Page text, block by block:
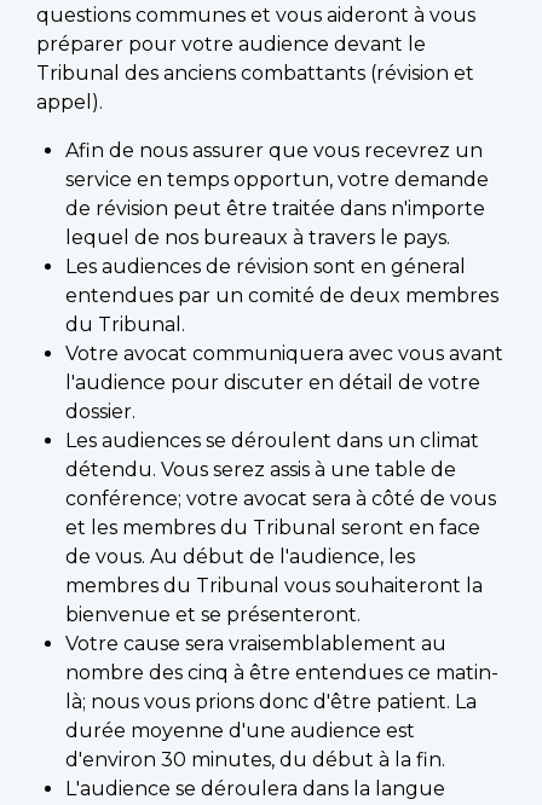
questions communes et vous aideront à vous
préparer pour votre audience devant le
Tribunal des anciens combattants (révision et
appel).
Afin de nous assurer que vous recevrez un
service en temps opportun, votre demande
de révision peut être traitée dans n'importe
lequel de nos bureaux à travers le pays.
Les audiences de révision sont en géneral
entendues par un comité de deux membres
du Tribunal.
Votre avocat communiquera avec vous avant
l'audience pour discuter en détail de votre
dossier.
Les audiences se déroulent dans un climat
détendu. Vous serez assis à une table de
conférence; votre avocat sera à côté de vous
et les membres du Tribunal seront en face
de vous. Au début de l'audience, les
membres du Tribunal vous souhaiteront la
bienvenue et se présenteront.
Votre cause sera vraisemblablement au
nombre des cinq à être entendues ce matin-
là; nous vous prions donc d'être patient. La
durée moyenne d'une audience est
d'environ 30 minutes, du début à la fin.
L'audience se déroulera dans la langue